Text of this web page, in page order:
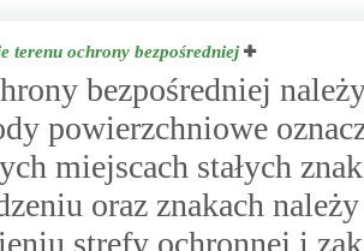
terenu ochrony bezpośredniej
bezpośredniej
powierzchniowe
miejscach stałych
oraz znakach
strefy ochronnej i